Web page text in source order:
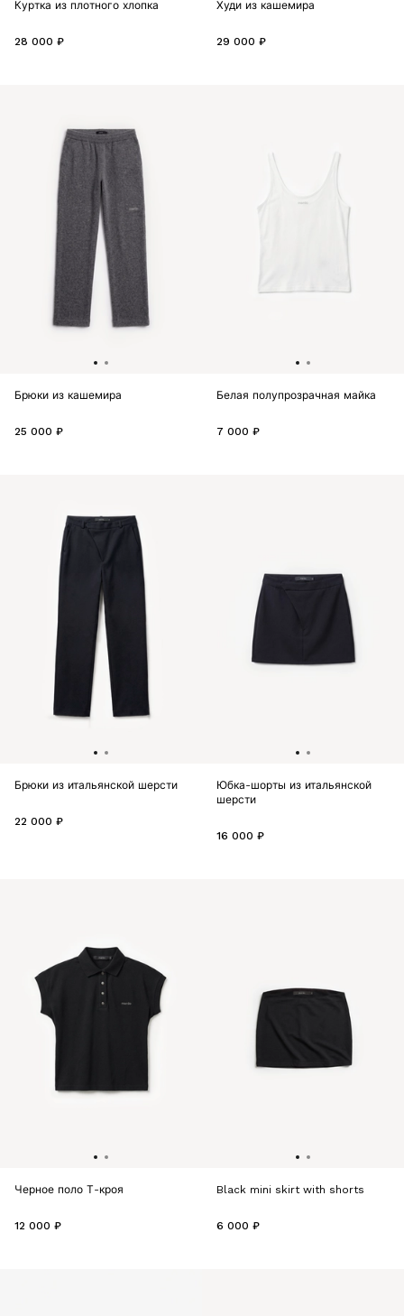
Куртка из плотного хлопка
28 000 ₽
Худи из кашемира
29 000 ₽
Брюки из кашемира
25 000 ₽
Белая полупрозрачная майка
7 000 ₽
Брюки из итальянской шерсти
22 000 ₽
Юбка-шорты из итальянской
шерсти
16 000 ₽
Черное поло Т-кроя
12 000 ₽
Black mini skirt with shorts
6 000 ₽